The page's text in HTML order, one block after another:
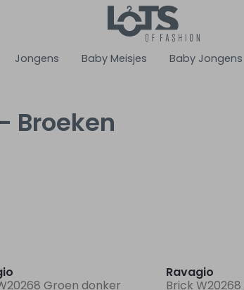
Jongens Baby Meisjes Baby Jongens
Broeken
Groen donker
Ravagio
Brick